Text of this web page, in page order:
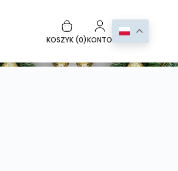
KOSZYK (0)KONTO